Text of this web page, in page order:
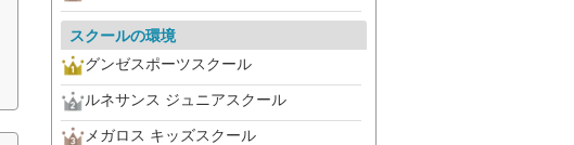
スクールの環境
グンゼスポーツスクール
ルネサンス ジュニアスクール
メガロス キッズスクール